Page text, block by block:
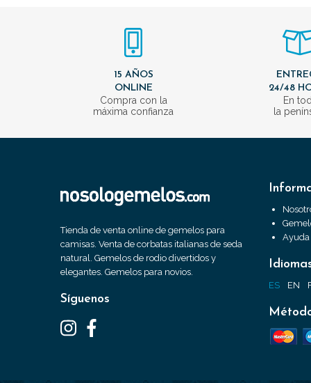
15 AÑOS
ONLINE
Compra con la
máxima confianza
24/48
En
la
Tienda de venta online de gemelos para
camisas. Venta de corbatas italianas de seda
natural. Gemelos de rodio divertidos y
elegantes. Gemelos para novios.
Síguenos
Ayuda
ES EN